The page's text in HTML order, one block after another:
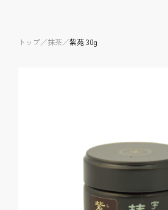
トップ／抹茶／紫苑 30g